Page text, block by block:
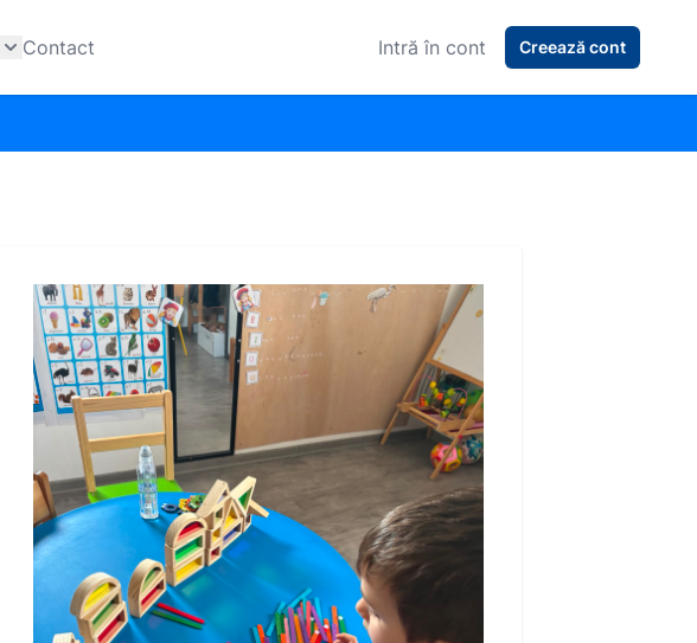
Contact Intră în cont Creează cont